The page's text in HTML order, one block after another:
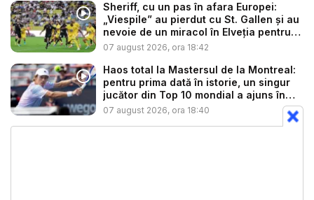
Sheriff, cu un pas în afara Europei:
„Viespile” au pierdut cu St. Gallen și au
nevoie de un miracol în Elveția pentru
a...
07 august 2026, ora 18:42
Haos total la Mastersul de la Montreal:
pentru prima dată în istorie, un singur
jucător din Top 10 mondial a ajuns în
op...
07 august 2026, ora 18:40